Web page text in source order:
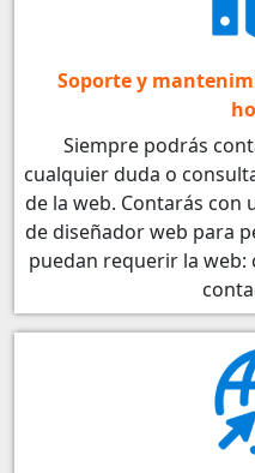
Soporte y
Siempre podrás
cualquier duda o
de la web. Contarás con
de diseñador web para
puedan requerir la web: